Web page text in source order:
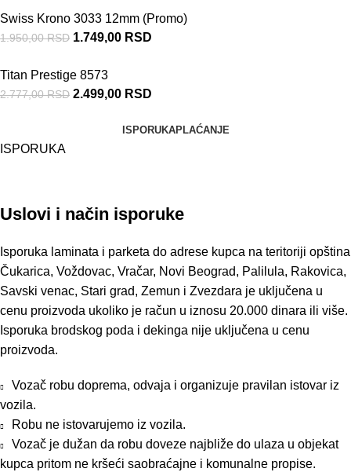
Swiss Krono 3033 12mm (Promo)
1.950,00RSD 1.749,00 RSD
Titan Prestige 8573
2.777,00RSD 2.499,00 RSD
ISPORUKAPLAĆANJE
ISPORUKA
Uslovi i način isporuke
Isporuka laminata i parketa do adrese kupca na teritoriji opština
Čukarica, Voždovac, Vračar, Novi Beograd, Palilula, Rakovica,
Savski venac, Stari grad, Zemun i Zvezdara je uključena u
cenu proizvoda ukoliko je račun u iznosu 20.000 dinara ili više.
Isporuka brodskog poda i dekinga nije uključena u cenu
proizvoda.
Vozač robu doprema, odvaja i organizuje pravilan istovar iz
vozila.
Robu ne istovarujemo iz vozila.
Vozač je dužan da robu doveze najbliže do ulaza u objekat
kupca pritom ne kršeći saobraćajne i komunalne propise.